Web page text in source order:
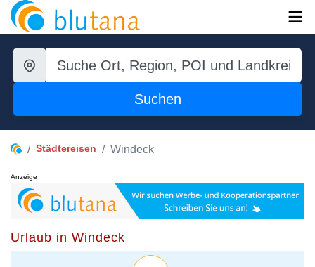
Suchen
Städtereisen Windeck
Anzeige
Urlaub in Windeck